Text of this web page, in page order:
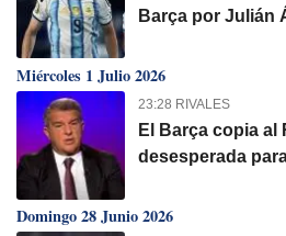
Barça por Julián
Miércoles 1 Julio 2026
23:28 RIVALES
El Barça copia al
desesperada
Domingo 28 Junio 2026